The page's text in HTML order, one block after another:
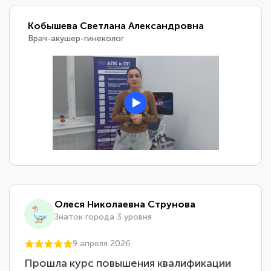
Кобышева Светлана Александровна
Врач-акушер-гинеколог
Олеся Николаевна Струнова
Знаток города 3 уровня
9 апреля 2026
Прошла курс повышения квалификации